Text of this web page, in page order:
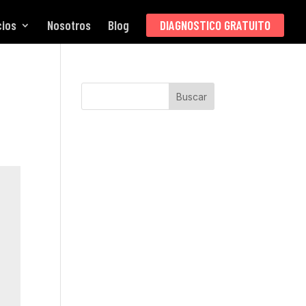
Nosotros Blog DIAGNOSTICO GRATUITO
Buscar